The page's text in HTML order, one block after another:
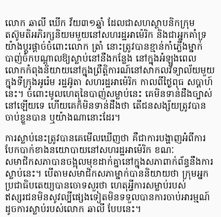
លោក ឆាលី ឃើក វ័យ៣១ឆ្នាំ ដែលជាសហស្ថាបនិកក្រុម
តស៊ូមតិអភិរក្សនិយមមួយនៅសហរដ្ឋអាម៉េរិក និងជាអ្នកគាំទ្រ
យ៉ាងប្ដូរផ្ដាច់ចំពោះលោក ត្រាំ នោះត្រូវបានខ្មាន់កាំភ្លើងម្នាក់
បាញ់ចំកបណ្ដាលឱ្យស្លាប់នៅនឹងកន្លែង នៅក្នុងអំឡុងពេល
លោកកំពុងនិយាយនៅក្នុងព្រឹត្តិការណ៍នៅសាកលវិទ្យាល័យមួយ
ក្នុងទីក្រុងអូរ៉េម រដ្ឋអ៊ូតា សហរដ្ឋអាម៉េរិក កាលពីថ្ងៃពុធ សប្តាហ៍
នេះ។ ចំពោះមូលហេតុនៃបាញ់សម្លាប់នេះ គេមិនទាន់ដឹងច្បាស់
នៅឡើយទេ ហើយគេក៏មិនទាន់ដឹងថា តើជនសង្ស័យត្រូវបាន
ចាប់ខ្លួនបាន ឬយ៉ាងណានោះដែរ។
ការស្លាប់នេះត្រូវបានគេមើលឃើញថា គឺជាការបង្ហាញអំពីការ
បែកបាក់ខាងនយោបាយនៅសហរដ្ឋអាម៉េរិក ខណៈ
សមាជិកសភាបានចង្អុលមុខដាក់គ្នានៅក្នុងសភាពាក់ព័ន្ធនឹងការ
ស្លាប់នេះ។ បើតាមសមាជិកសភាម្នាក់បាននិយាយថា ក្រុមអ្នក
ប្រជាធិបតេយ្យបានចោទសួរថា ហេតុអ្វីការសម្លាប់របស់
ឥស្សរជនមិនសូវល្បីផ្សេងទៀតមិនទទួលបានការចាប់អារម្មណ៍
ដូចការស្លាប់របស់លោក ឆាលី បែបនេះ។